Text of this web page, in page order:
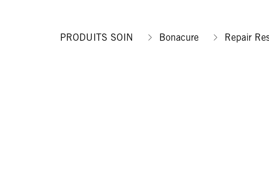
PRODUITS SOIN Bonacure Repair